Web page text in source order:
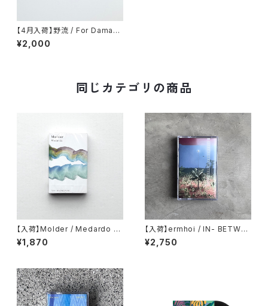
【4月入荷】野流 / For Damag
e (cassette tape)
¥2,000
同じカテゴリの商品
【入荷】Molder / Medardo (
Casset Tape)
¥1,870
【入荷】ermhoi / IN- BETWEE
N (cassette tape)
¥2,750